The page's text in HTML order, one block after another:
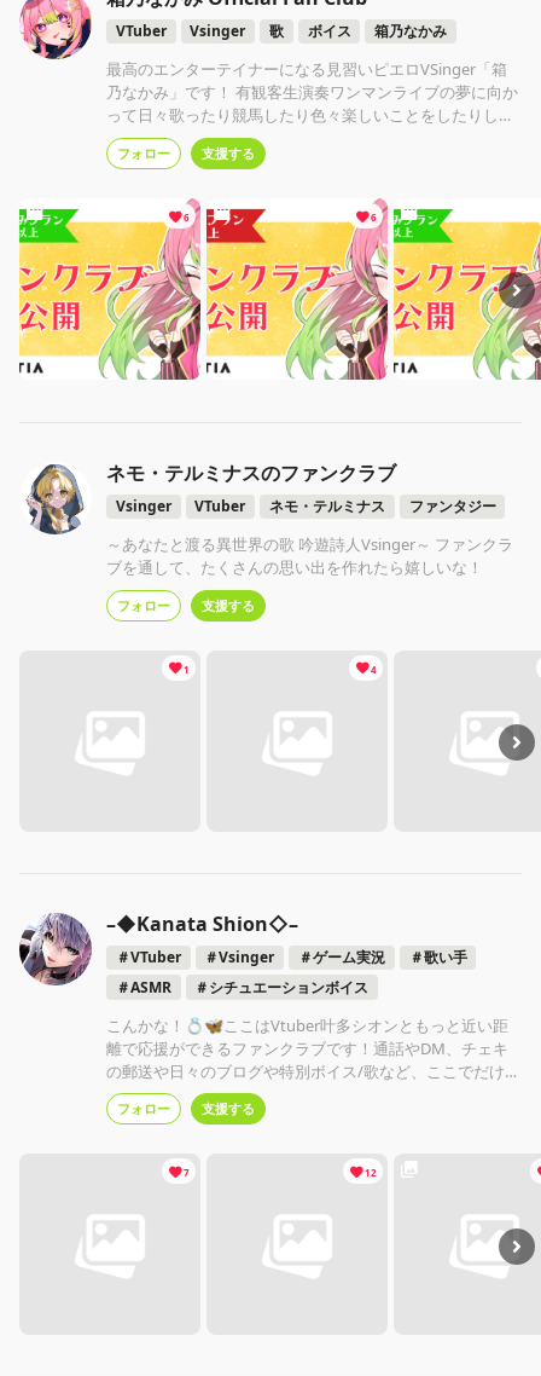
VTuber Vsinger 歌 ボイス 箱乃なかみ
最高のエンターテイナーになる見習いピエロVSinger「箱
乃なかみ」です！ 有観客生演奏ワンマンライブの夢に向か
って日々歌ったり競馬したり色々楽しいことをしたりして
います！！
フォロー 支援する
6 6
ネモ・テルミナスのファンクラブ
Vsinger VTuber ネモ・テルミナス ファンタジー
～あなたと渡る異世界の歌 吟遊詩人Vsinger～ ファンクラ
ブを通して、たくさんの思い出を作れたら嬉しいな！
フォロー 支援する
1 4
–◆Kanata Shion◇–
＃VTuber ＃Vsinger ＃ゲーム実況
＃歌い手
＃ASMR
＃シチュエーションボイス
こんかな！💍🦋ここはVtuber叶多シオンともっと近い距
離で応援ができるファンクラブです！通話やDM、チェキ
の郵送や日々のブログや特別ボイス/歌など、ここでだけで
お見せする俺の事も知って、もっと沢山思い出作っていこ
うね😈💜いつも支えてくれてありがとう！✨
フォロー 支援する
7 12